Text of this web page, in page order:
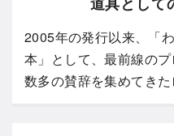
2005年の発行以来、「
本」として、最前線のプ
数多の賛辞を集めてき